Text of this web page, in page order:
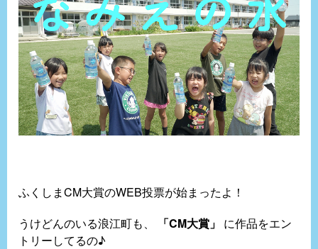
ふくしまCM大賞のWEB投票が始まったよ！
うけどんのいる浪江町も、
「CM大賞」 に作品をエン
トリーしてるの♪